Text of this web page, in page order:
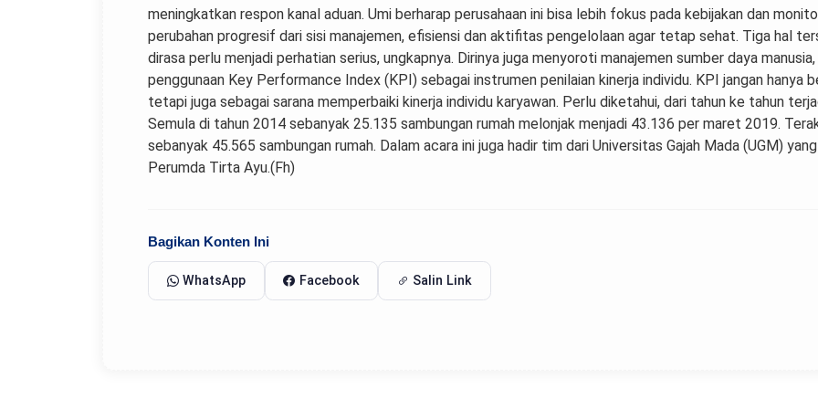
meningkatkan respon kanal aduan. Umi berharap perusahaan ini bisa lebih fokus pada kebijakan dan
perubahan progresif dari sisi manajemen, efisiensi dan aktifitas pengelolaan agar tetap sehat. Tiga hal
dirasa perlu menjadi perhatian serius, ungkapnya. Dirinya juga menyoroti manajemen sumber daya
penggunaan Key Performance Index (KPI) sebagai instrumen penilaian kinerja individu. KPI jangan hanya
tetapi juga sebagai sarana memperbaiki kinerja individu karyawan. Perlu diketahui, dari tahun ke tahun
Semula di tahun 2014 sebanyak 25.135 sambungan rumah melonjak menjadi 43.136 per maret 2019.
sebanyak 45.565 sambungan rumah. Dalam acara ini juga hadir tim dari Universitas Gajah Mada (UGM)
Perumda Tirta Ayu.(Fh)
Bagikan Konten Ini
WhatsApp Facebook Salin Link